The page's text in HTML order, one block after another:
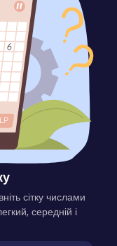
сітку числами
середній і